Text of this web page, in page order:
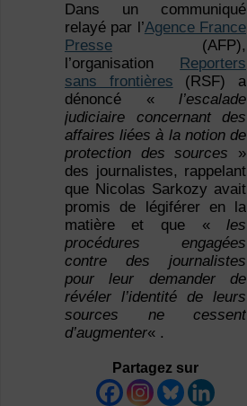
Dans un communiqué
relayé par l’Agence France
Presse(AFP),
l’organisation
Reporters
sans frontières (RSF) a
dénoncé «l’escalade
judiciaire concernant des
affaires liées à la notion de
protection des sources »
des journalistes, rappelant
que Nicolas Sarkozy avait
promis de légiférer en la
matière et que «les
procédures engagées
contre des journalistes
pour leur demander de
révéler l’identité de leurs
sources ne cessent
d’augmenter« .
Partagez sur